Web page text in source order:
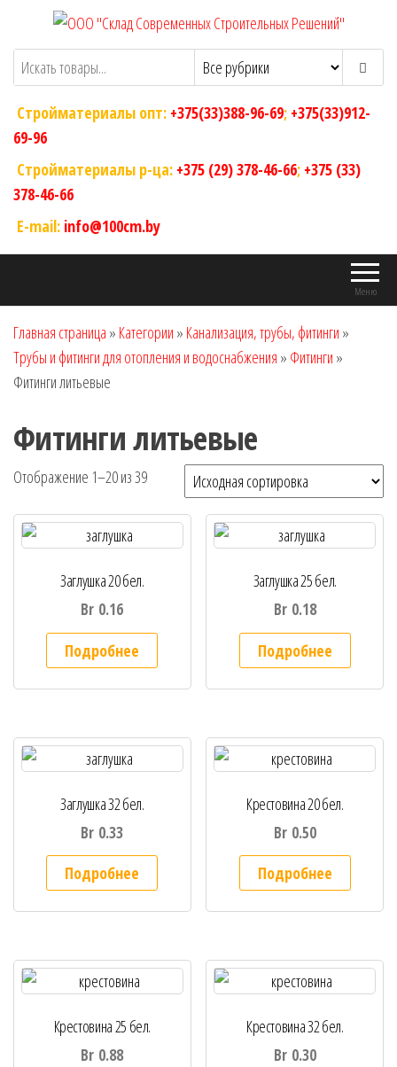
содержимому
ООО "Склад Современных Строительных
Решений"
Оптовый магазин строительных
материалов
Стройматериалы опт: +375(33)388-96-69; +375(33)912-
69-96
Стройматериалы р-ца: +375 (29) 378-46-66; +375 (33)
378-46-66
E-mail: info@100cm.by
Меню
Главная страница » Категории » Канализация, трубы, фитинги »
Трубы и фитинги для отопления и водоснабжения » Фитинги »
Фитинги литьевые
Фитинги литьевые
Отображение 1–20 из 39
Заглушка 20 бел.
Br 0.16
Подробнее
Заглушка 25 бел.
Br 0.18
Подробнее
Заглушка 32 бел.
Br 0.33
Подробнее
Крестовина 20 бел.
Br 0.50
Подробнее
Крестовина 25 бел.
Br 0.88
Крестовина 32 бел.
Br 0.30